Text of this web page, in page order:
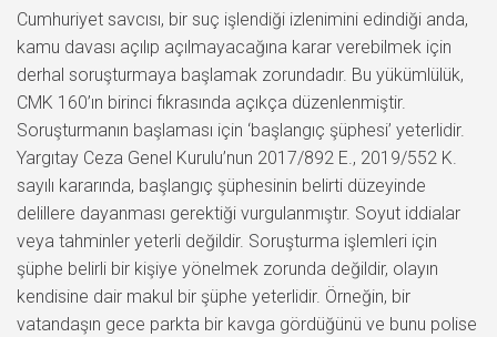
Cumhuriyet savcısı, bir suç işlendiği izlenimini edindiği anda,
kamu davası açılıp açılmayacağına karar verebilmek için
derhal soruşturmaya başlamak zorundadır. Bu yükümlülük,
CMK 160’ın birinci fıkrasında açıkça düzenlenmiştir.
Soruşturmanın başlaması için ‘başlangıç şüphesi’ yeterlidir.
Yargıtay Ceza Genel Kurulu’nun 2017/892 E., 2019/552 K.
sayılı kararında, başlangıç şüphesinin belirti düzeyinde
delillere dayanması gerektiği vurgulanmıştır. Soyut iddialar
veya tahminler yeterli değildir. Soruşturma işlemleri için
şüphe belirli bir kişiye yönelmek zorunda değildir, olayın
kendisine dair makul bir şüphe yeterlidir. Örneğin, bir
vatandaşın gece parkta bir kavga gördüğünü ve bunu polise